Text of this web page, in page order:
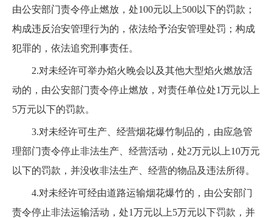
由公安部门责令停止燃放，处100元以上500以下的罚款；
构成违反治安管理行为的，依法给予治安管理处罚；构成
犯罪的，依法追究刑事责任。
2.对未经许可举办焰火晚会以及其他大型焰火燃放活
动的，由公安部门责令停止燃放，对责任单位处1万元以上
5万元以下的罚款。
3.对未经许可生产、经营烟花爆竹制品的，由应急管
理部门责令停止非法生产、经营活动，处2万元以上10万元
以下的罚款，并没收非法生产、经营的物品及违法所得。
4.对未经许可经由道路运输烟花爆竹的，由公安部门
责令停止非法运输活动，处1万元以上5万元以下罚款，并